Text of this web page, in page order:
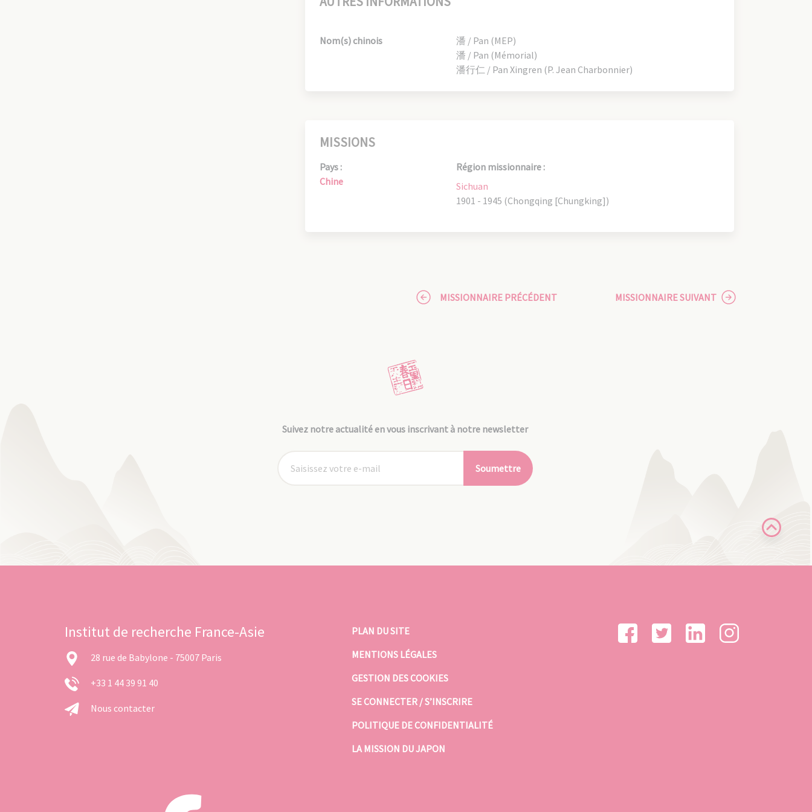
Nom(s) chinois
潘 / Pan (MEP)
潘 / Pan (Mémorial)
潘行仁 / Pan Xingren (P. Jean Charbonnier)
MISSIONS
Pays :
Chine
Région missionnaire :
Sichuan
1901 - 1945 (Chongqing [Chungking])
MISSIONNAIRE PRÉCÉDENT MISSIONNAIRE SUIVANT
Suivez notre actualité en vous inscrivant à notre newsletter
Soumettre
Institut de recherche France-Asie
28 rue de Babylone - 75007 Paris
+33 1 44 39 91 40
Nous contacter
PLAN DU SITE
MENTIONS LÉGALES
GESTION DES COOKIES
SE CONNECTER / S’INSCRIRE
POLITIQUE DE CONFIDENTIALITÉ
LA MISSION DU JAPON